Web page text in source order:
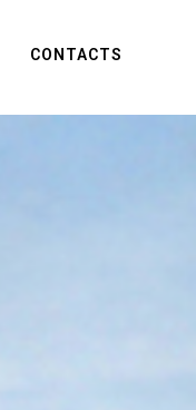
CONTACTS